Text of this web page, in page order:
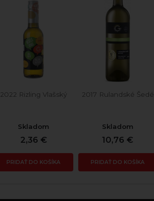
2022 Rizling Vlašský
Skladom
2,36 €
PRIDAŤ DO KOŠÍKA
2017 Rulandské Šedé
Skladom
10,76 €
PRIDAŤ DO KOŠÍKA